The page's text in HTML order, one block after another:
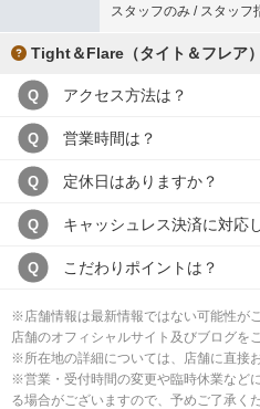
スタッフのみ / スタッフ
Tight＆Flare（タイト＆フレア
Q アクセス方法は？
Q 営業時間は？
Q 定休日はありますか？
Q キャッシュレス決済に対応
Q こだわりポイントは？
※店舗情報は最新情報ではない可能性が
店舗のオフィシャルサイト及びブログを
※所在地の詳細については、店舗に直接
※営業・受付時間の変更や臨時休業など
る場合がございますので、予めご了承く